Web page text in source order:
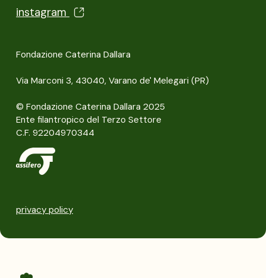
instagram
Fondazione Caterina Dallara
Via Marconi 3, 43040, Varano de' Melegari (PR)
© Fondazione Caterina Dallara 2025
Ente filantropico del Terzo Settore
C.F. 92204970344
privacy policy